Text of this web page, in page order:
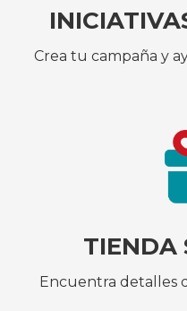
Crea tu campaña y
TIENDA
Encuentra detalles